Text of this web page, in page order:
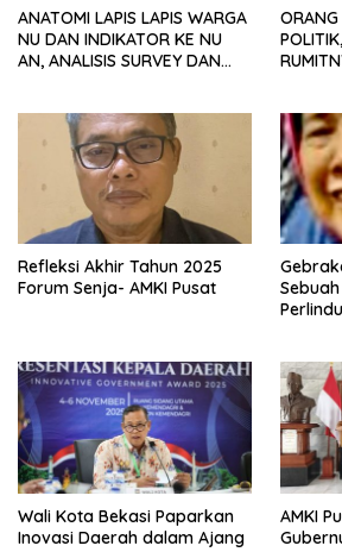
ANATOMI LAPIS LAPIS WARGA
NU DAN INDIKATOR KE NU
AN, ANALISIS SURVEY DAN
Refleksi Akhir Tahun 2025
Forum Senja- AMKI Pusat
Wali Kota Bekasi Paparkan
Inovasi Daerah dalam Ajang
AMKI